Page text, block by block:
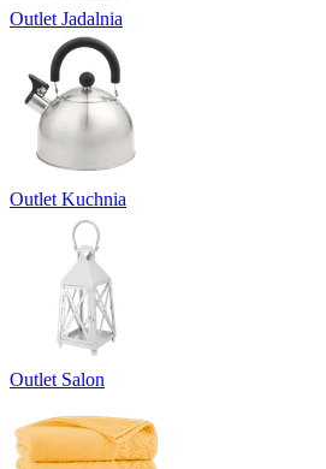
Outlet Jadalnia
Outlet Kuchnia
Outlet Salon